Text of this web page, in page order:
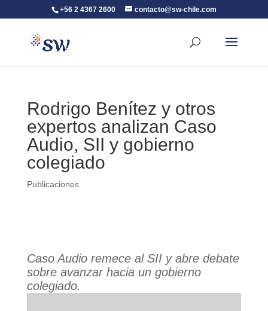
+56 2 4367 2600 contacto@sw-chile.com
Rodrigo Benítez y otros
expertos analizan Caso
Audio, SII y gobierno
colegiado
Publicaciones
Caso Audio remece al SII y abre debate
sobre avanzar hacia un gobierno
colegiado.